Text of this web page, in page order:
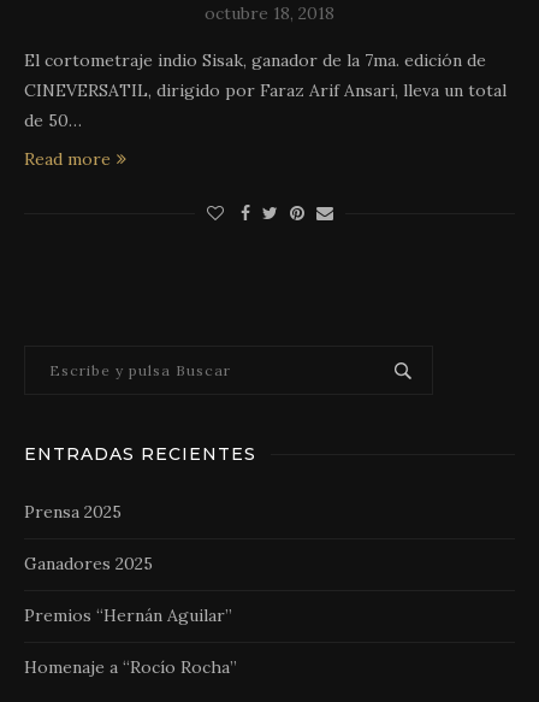
octubre 18, 2018
El cortometraje indio Sisak, ganador de la 7ma. edición de
CINEVERSATIL, dirigido por Faraz Arif Ansari, lleva un total
de 50…
Read more
ENTRADAS RECIENTES
Prensa 2025
Ganadores 2025
Premios “Hernán Aguilar”
Homenaje a “Rocío Rocha”